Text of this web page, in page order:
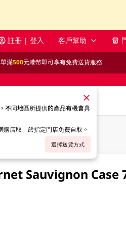
註冊 | 登入 客戶幫助
滿500元港幣即可享有免費送貨服務
不同地區所提供的產品有機會具
購店取」於指定門店免費自取。
選擇送貨方式
Sauvignon Case